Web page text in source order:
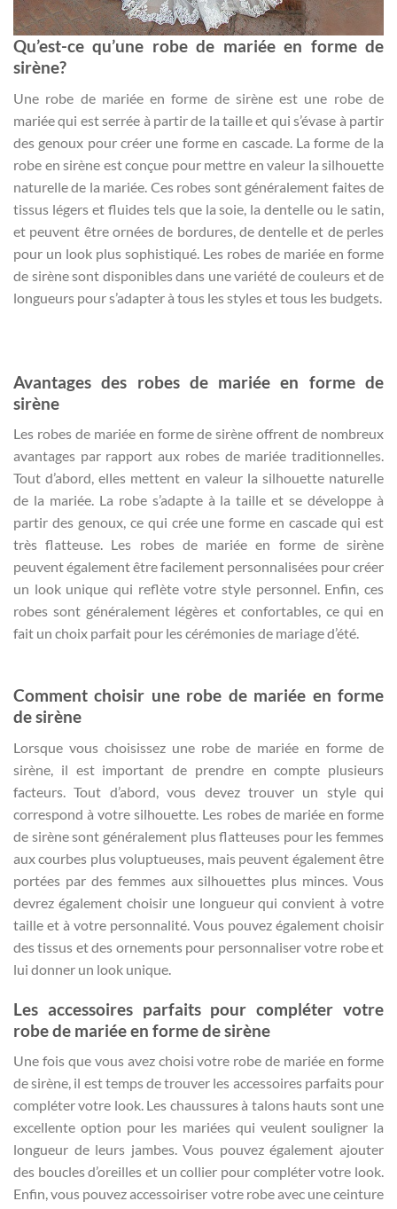
Qu’est-ce qu’une robe de mariée en forme de
sirène?
Une robe de mariée en forme de sirène est une robe de
mariée qui est serrée à partir de la taille et qui s’évase à partir
des genoux pour créer une forme en cascade. La forme de la
robe en sirène est conçue pour mettre en valeur la silhouette
naturelle de la mariée. Ces robes sont généralement faites de
tissus légers et fluides tels que la soie, la dentelle ou le satin,
et peuvent être ornées de bordures, de dentelle et de perles
pour un look plus sophistiqué. Les robes de mariée en forme
de sirène sont disponibles dans une variété de couleurs et de
longueurs pour s’adapter à tous les styles et tous les budgets.
Avantages des robes de mariée en forme de
sirène
Les robes de mariée en forme de sirène offrent de nombreux
avantages par rapport aux robes de mariée traditionnelles.
Tout d’abord, elles mettent en valeur la silhouette naturelle
de la mariée. La robe s’adapte à la taille et se développe à
partir des genoux, ce qui crée une forme en cascade qui est
très flatteuse. Les robes de mariée en forme de sirène
peuvent également être facilement personnalisées pour créer
un look unique qui reflète votre style personnel. Enfin, ces
robes sont généralement légères et confortables, ce qui en
fait un choix parfait pour les cérémonies de mariage d’été.
Comment choisir une robe de mariée en forme
de sirène
Lorsque vous choisissez une robe de mariée en forme de
sirène, il est important de prendre en compte plusieurs
facteurs. Tout d’abord, vous devez trouver un style qui
correspond à votre silhouette. Les robes de mariée en forme
de sirène sont généralement plus flatteuses pour les femmes
aux courbes plus voluptueuses, mais peuvent également être
portées par des femmes aux silhouettes plus minces. Vous
devrez également choisir une longueur qui convient à votre
taille et à votre personnalité. Vous pouvez également choisir
des tissus et des ornements pour personnaliser votre robe et
lui donner un look unique.
Les accessoires parfaits pour compléter votre
robe de mariée en forme de sirène
Une fois que vous avez choisi votre robe de mariée en forme
de sirène, il est temps de trouver les accessoires parfaits pour
compléter votre look. Les chaussures à talons hauts sont une
excellente option pour les mariées qui veulent souligner la
longueur de leurs jambes. Vous pouvez également ajouter
des boucles d’oreilles et un collier pour compléter votre look.
Enfin, vous pouvez accessoiriser votre robe avec une ceinture